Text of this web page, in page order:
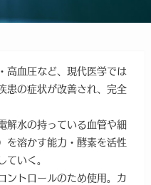
高血圧など、現代医学では
患の症状が改善され、完全
解水の持っている血管や細
を溶かす能力・酵素を活性
いく。
ントロールのため使用。カ